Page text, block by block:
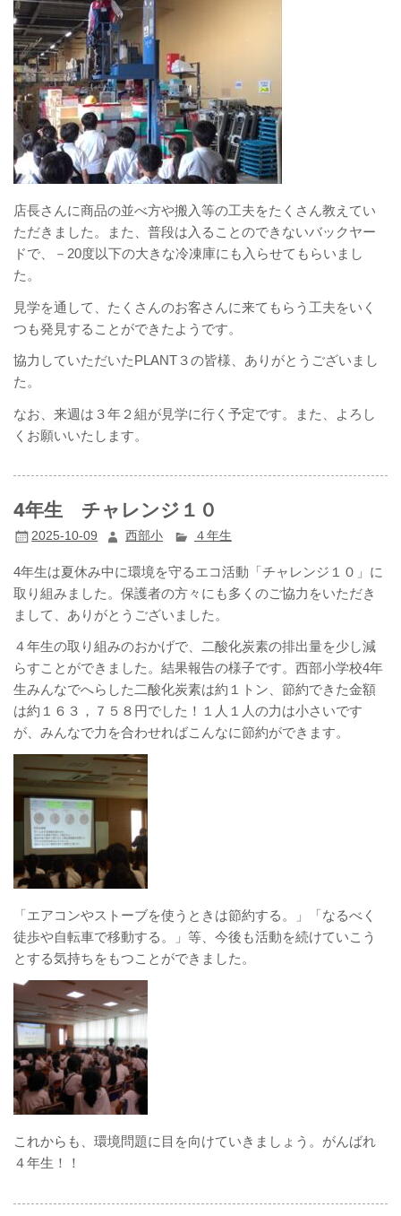
店長さんに商品の並べ方や搬入等の工夫をたくさん教えてい
ただきました。また、普段は入ることのできないバックヤー
ドで、－20度以下の大きな冷凍庫にも入らせてもらいまし
た。
見学を通して、たくさんのお客さんに来てもらう工夫をいく
つも発見することができたようです。
協力していただいたPLANT３の皆様、ありがとうございまし
た。
なお、来週は３年２組が見学に行く予定です。また、よろし
くお願いいたします。
4年生 チャレンジ１０
2025-10-09 西部小 ４年生
4年生は夏休み中に環境を守るエコ活動「チャレンジ１０」に
取り組みました。保護者の方々にも多くのご協力をいただき
まして、ありがとうございました。
４年生の取り組みのおかげで、二酸化炭素の排出量を少し減
らすことができました。結果報告の様子です。西部小学校4年
生みんなでへらした二酸化炭素は約１トン、節約できた金額
は約１６３，７５８円でした！１人１人の力は小さいです
が、みんなで力を合わせればこんなに節約ができます。
「エアコンやストーブを使うときは節約する。」「なるべく
徒歩や自転車で移動する。」等、今後も活動を続けていこう
とする気持ちをもつことができました。
これからも、環境問題に目を向けていきましょう。がんばれ
４年生！！